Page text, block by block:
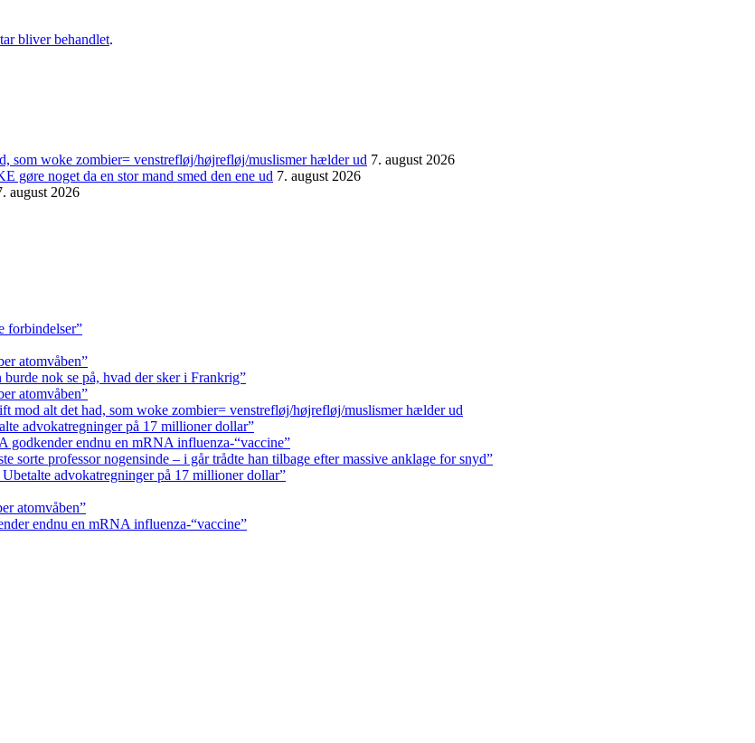
bliver behandlet.
som woke zombier= venstrefløj/højrefløj/muslismer hælder ud 7. august 2026
gøre noget da en stor mand smed den ene ud 7. august 2026
august 2026
forbindelser”
atomvåben”
nok se på, hvad der sker i Frankrig”
atomvåben”
mod alt det had, som woke zombier= venstrefløj/højrefløj/muslismer hælder ud
advokat­regninger på 17 millioner dollar”
godkender endnu en mRNA influenza-“vaccine”
sorte professor nogensinde – i går trådte han tilbage efter massive anklage for snyd”
advokat­regninger på 17 millioner dollar”
atomvåben”
endnu en mRNA influenza-“vaccine”